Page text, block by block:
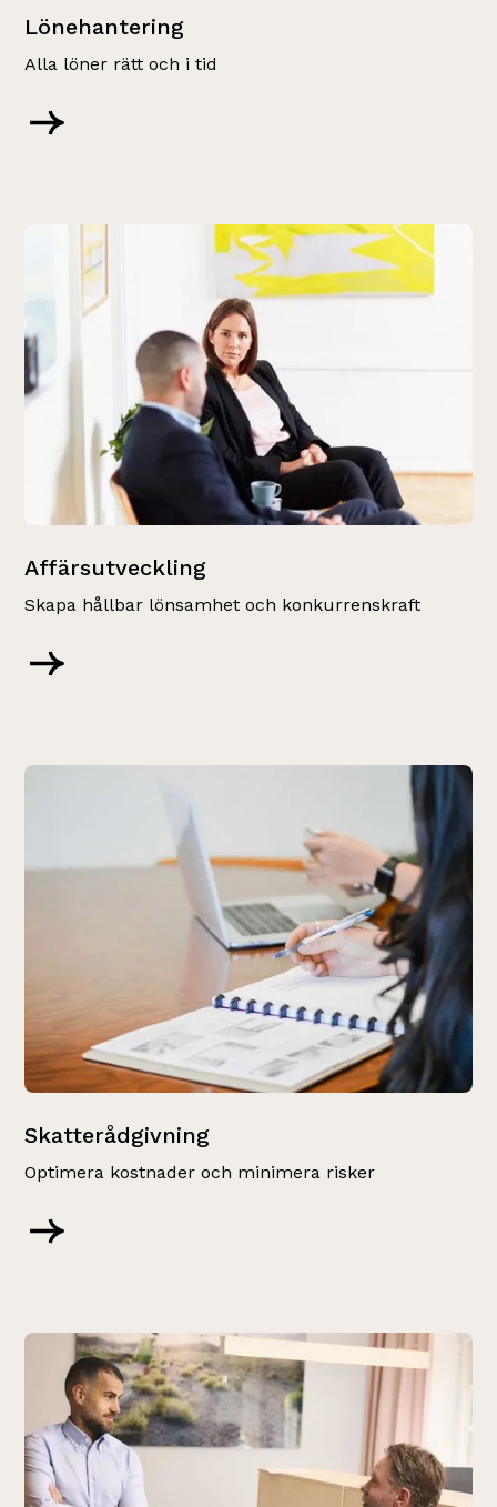
Lönehantering
Alla löner rätt och i tid
Affärsutveckling
Skapa hållbar lönsamhet och konkurrenskraft
Skatterådgivning
Optimera kostnader och minimera risker